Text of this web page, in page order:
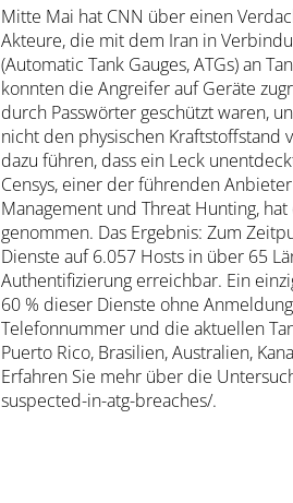
Mitte Mai hat CNN über einen
Akteure, die mit dem Iran in
(Automatic Tank Gauges, ATGs) an
konnten die Angreifer auf Geräte
durch Passwörter geschützt waren,
nicht den physischen
dazu führen, dass ein Leck
Censys, einer der führenden
Management und Threat Hunting,
genommen. Das Ergebnis: Zum
Dienste auf 6.057 Hosts in über 65
Authentifizierung erreichbar. Ein
60 % dieser Dienste ohne
Telefonnummer und die aktuellen
Puerto Rico, Brasilien, Australien,
Erfahren Sie mehr über die
suspected-in-atg-breaches/.